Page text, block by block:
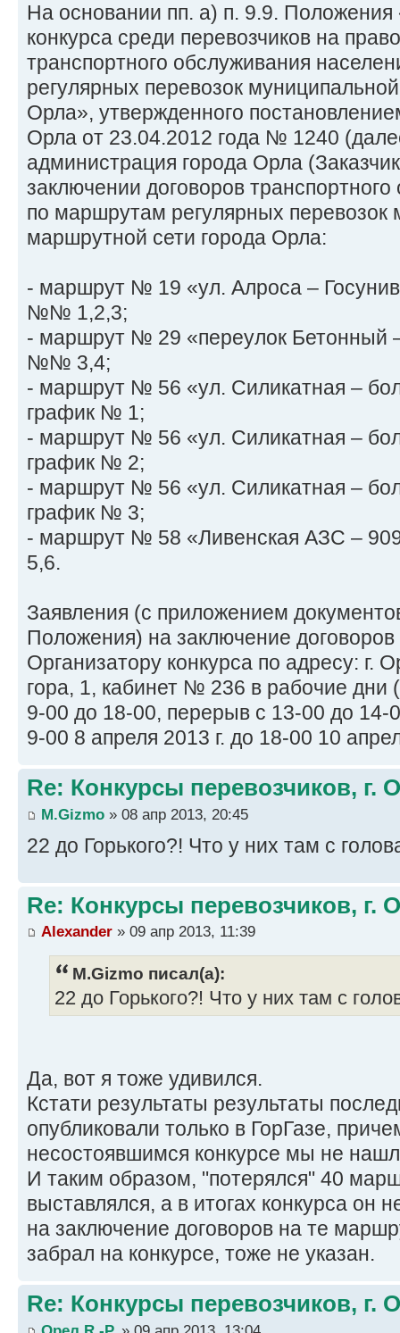
На основании пп. а) п. 9.9.
конкурса среди перевозчиков на
транспортного обслуживания
регулярных перевозок
Орла», утвержденного
Орла от 23.04.2012 года № 1240
администрация города Орла
заключении договоров
по маршрутам регулярных перевозок
маршрутной сети города Орла:
- маршрут № 19 «ул. Алроса –
№№ 1,2,3;
- маршрут № 29 «переулок Бетонный
№№ 3,4;
- маршрут № 56 «ул. Силикатная –
график № 1;
- маршрут № 56 «ул. Силикатная –
график № 2;
- маршрут № 56 «ул. Силикатная –
график № 3;
- маршрут № 58 «Ливенская АЗС –
5,6.
Заявления (с приложением
Положения) на заключение договоров
Организатору конкурса по адресу: г.
гора, 1, кабинет № 236 в рабочие дни
9-00 до 18-00, перерыв с 13-00 до 14-
9-00 8 апреля 2013 г. до 18-00 10
Re: Конкурсы перевозчиков, г.
M.Gizmo » 08 апр 2013, 20:45
22 до Горького?! Что у них там с
Re: Конкурсы перевозчиков, г.
Alexander » 09 апр 2013, 11:39
M.Gizmo писал(а):
22 до Горького?! Что у них там с
Да, вот я тоже удивился.
Кстати результаты результаты
опубликовали только в ГорГазе,
несостоявшимся конкурсе мы не
И таким образом, "потерялся" 40
выставлялся, а в итогах конкурса он
на заключение договоров на те
забрал на конкурсе, тоже не указан.
Re: Конкурсы перевозчиков, г.